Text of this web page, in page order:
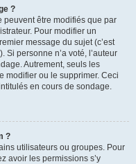
?
peuvent être modifiés que par
Pour modifier un
message du sujet (c’est
personne n’a voté, l’auteur
Autrement, seuls les
modifier ou le supprimer. Ceci
en cours de sondage.
?
utilisateurs ou groupes. Pour
avoir les permissions s’y